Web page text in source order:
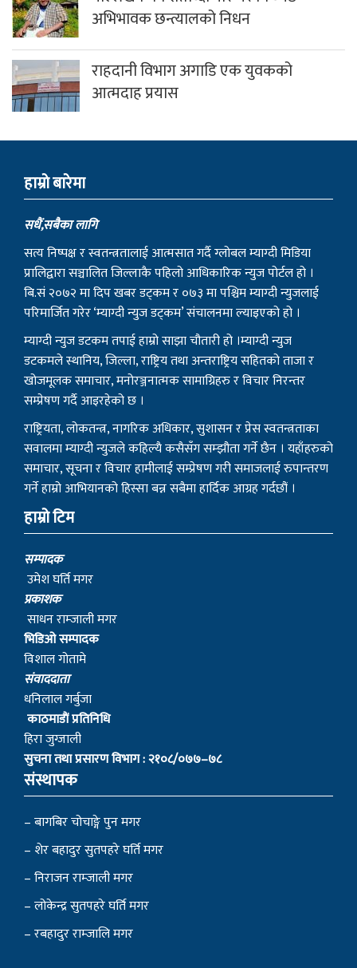
राहदानी विभाग अगाडि एक युवकको
आत्मदाह प्रयास
हाम्राे बारेमा
सधैं,सबैका लागि
प्रालिद्वारा सञ्चालित जिल्लाकै पहिलो आधिकारिक न्युज पोर्टल हो ।
बि.सं २०७२ मा दिप खबर डट्कम र ०७३ मा पश्चिम म्याग्दी न्युजलाई
परिमार्जित गरेर ‘म्याग्दी न्युज डट्कम’ संचालनमा ल्याइएको हो ।
म्याग्दी न्युज डटकम तपाई हाम्रो साझा चौतारी हो ।म्याग्दी न्युज
डटकमले स्थानिय, जिल्ला, राष्ट्रिय तथा अन्तराष्ट्रिय सहितको ताजा र
खोजमूलक समाचार, मनोरञ्जनात्मक सामाग्रिहरु र विचार निरन्तर
सम्प्रेषण गर्दै आइरहेको छ ।
राष्ट्रियता, लोकतन्त्र, नागरिक अधिकार, सुशासन र प्रेस स्वतन्त्रताका
सवालमा म्याग्दी न्युजले कहिल्यै कसैसँग सम्झौता गर्ने छैन । यहाँहरुको
समाचार, सूचना र विचार हामीलाई सम्प्रेषण गरी समाजलाई रुपान्तरण
गर्ने हाम्रो आभियानको हिस्सा बन्न सबैमा हार्दिक आग्रह गर्दछौं ।
हाम्रो टिम
सम्पादक
उमेश घर्ति मगर
प्रकाशक
साधन राम्जाली मगर
भिडिओ सम्पादक
विशाल गोतामे
स‌ंवाददाता
धनिलाल गर्बुजा
काठमाडाैं प्रतिनिधि
हिरा जुग्जाली
सुचना तथा प्रसारण विभाग : २१०८/०७७–७८
संस्थापक
– बागबिर चोचाङ्गे पुन मगर
– निराजन राम्जाली मगर
– लोकेन्द्र सुतपहरे घर्ति मगर
– रबहादुर राम्जालि मगर